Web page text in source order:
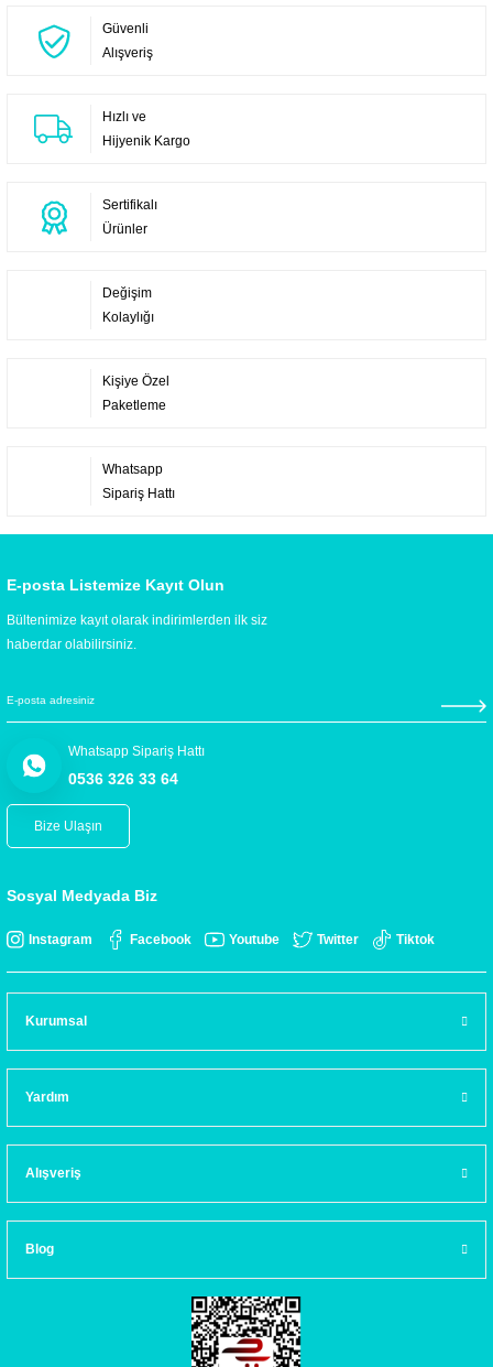
Güvenli
Alışveriş
Hızlı ve
Hijyenik Kargo
Sertifikalı
Ürünler
Değişim
Kolaylığı
Kişiye Özel
Paketleme
Whatsapp
Sipariş Hattı
E-posta Listemize Kayıt Olun
Bültenimize kayıt olarak indirimlerden ilk siz
haberdar olabilirsiniz.
Whatsapp Sipariş Hattı
0536 326 33 64
Bize Ulaşın
Sosyal Medyada Biz
Instagram Facebook Youtube Twitter Tiktok
Kurumsal
Yardım
Alışveriş
Blog